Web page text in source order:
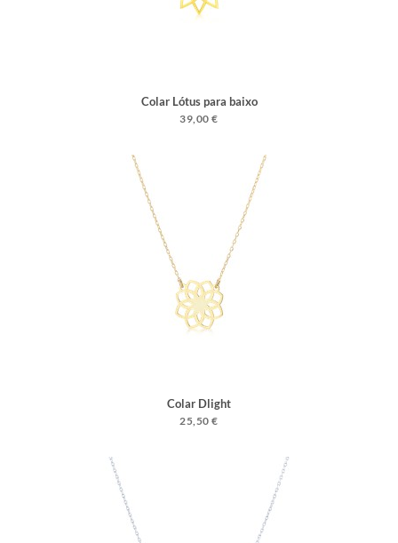
Colar Lótus para baixo
39,00 €
Colar Dlight
25,50 €